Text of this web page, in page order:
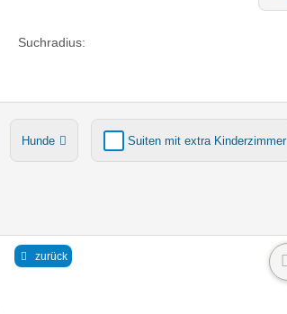
Suchradius:
Hunde Suiten mit extra Kinderzimmer
zurück